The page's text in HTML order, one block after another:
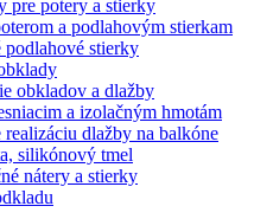
pre potery a stierky
a podlahovým stierkam
podlahové stierky
obkladov a dlažby
a izolačným hmotám
realizáciu dlažby na balkóne
silikónový tmel
nátery a stierky